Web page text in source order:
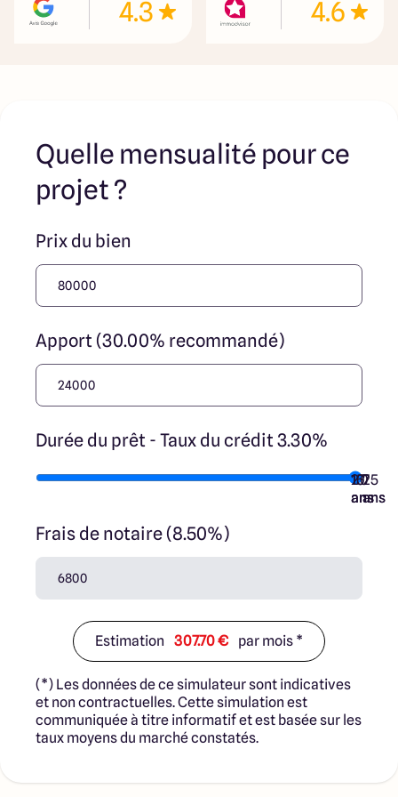
immobilière, soit des particuliers. Les terrains
sélectionnés sont disponibles à la date de la première
4.3 4.6
Quelle mensualité pour ce
projet ?
Prix du bien
Apport (30.00% recommandé)
Durée du prêt - Taux du crédit 3.30%
7
ans
10
ans
15
ans
20
ans
25
ans
Frais de notaire (8.50%)
Estimation 307.70 € par mois *
(*) Les données de ce simulateur sont indicatives
et non contractuelles. Cette simulation est
communiquée à titre informatif et est basée sur les
taux moyens du marché constatés.